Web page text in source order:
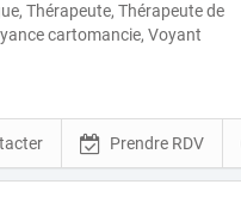
Thérapeute, Thérapeute de
cartomancie, Voyant
Prendre RDV